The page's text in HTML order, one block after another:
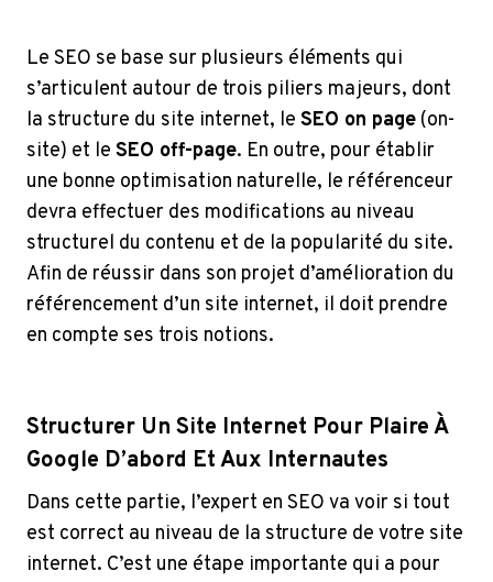
Le SEO se base sur plusieurs éléments qui
s’articulent autour de trois piliers majeurs, dont
la structure du site internet, le SEO on page (on-
site) et le SEO off-page. En outre, pour établir
une bonne optimisation naturelle, le référenceur
devra effectuer des modifications au niveau
structurel du contenu et de la popularité du site.
Afin de réussir dans son projet d’amélioration du
référencement d’un site internet, il doit prendre
en compte ses trois notions.
Structurer Un Site Internet Pour Plaire À
Google D’abord Et Aux Internautes
Dans cette partie, l’expert en SEO va voir si tout
est correct au niveau de la structure de votre site
internet. C’est une étape importante qui a pour